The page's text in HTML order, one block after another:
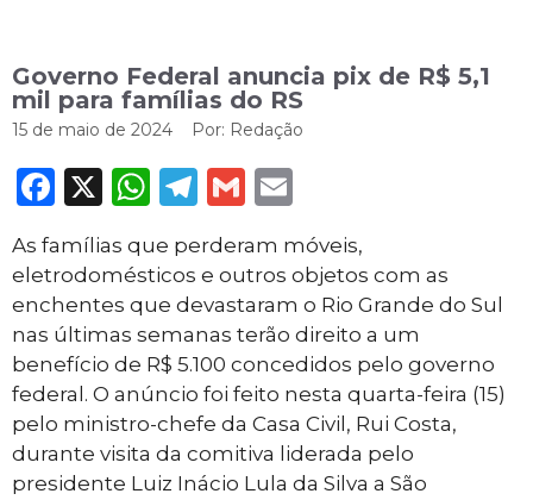
Governo Federal anuncia pix de R$ 5,1
mil para famílias do RS
15 de maio de 2024 Por: Redação
Facebook
X WhatsApp
Telegram
Gmail
As famílias que perderam móveis,
eletrodomésticos e outros objetos com as
enchentes que devastaram o Rio Grande do Sul
nas últimas semanas terão direito a um
benefício de R$ 5.100 concedidos pelo governo
federal. O anúncio foi feito nesta quarta-feira (15)
pelo ministro-chefe da Casa Civil, Rui Costa,
durante visita da comitiva liderada pelo
presidente Luiz Inácio Lula da Silva a São